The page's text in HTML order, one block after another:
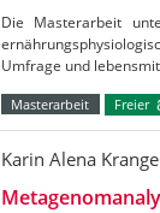
Die Masterarbeit
Umfrage und
Masterarbeit Freier
Karin Alena